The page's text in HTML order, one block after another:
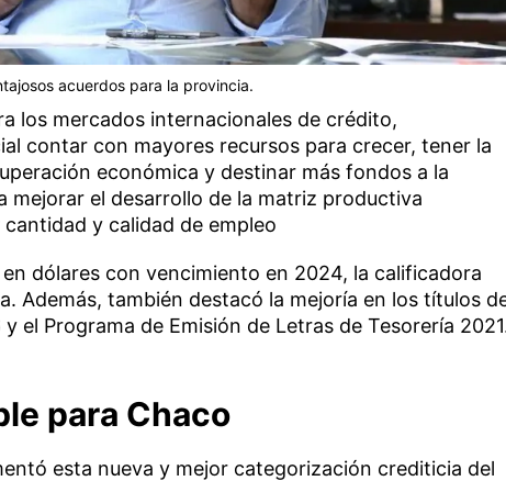
acuerdos para la provincia.
los mercados internacionales de crédito,
contar con mayores recursos para crecer, tener la
económica y destinar más fondos a la
mejorar el desarrollo de la matriz productiva
y calidad de empleo
dólares con vencimiento en 2024, la calificadora
Además, también destacó la mejoría en los títulos
el Programa de Emisión de Letras de Tesorería
para Chaco
esta nueva y mejor categorización crediticia del